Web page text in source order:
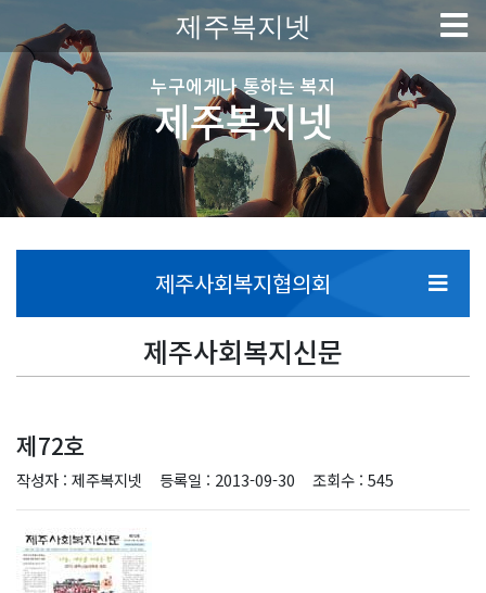
제주복지넷
누구에게나 통하는 복지
제주복지넷
제주사회복지협의회
제주사회복지신문
제72호
작성자 : 제주복지넷 등록일 : 2013-09-30 조회수 : 545